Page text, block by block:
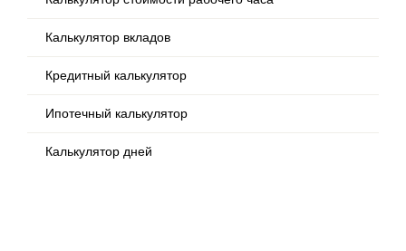
Калькулятор вкладов
Кредитный калькулятор
Ипотечный калькулятор
Калькулятор дней